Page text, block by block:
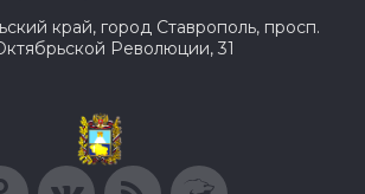
край, город Ставрополь, просп.
Революции, 31